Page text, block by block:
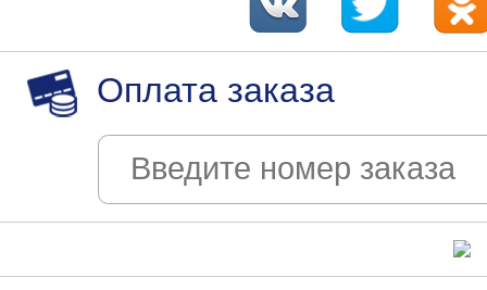
Оплата заказа